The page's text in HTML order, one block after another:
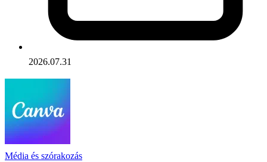
2026.07.31
Média és szórakozás